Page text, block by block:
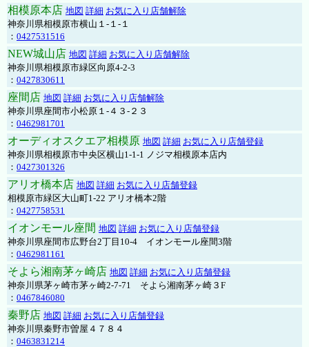
相模原本店 地図 詳細 お気に入り店舗解除
神奈川県相模原市横山１-１-１
： 0427531516
NEW城山店 地図 詳細 お気に入り店舗解除
神奈川県相模原市緑区向原4-2-3
： 0427830611
座間店 地図 詳細 お気に入り店舗解除
神奈川県座間市小松原１-４３-２３
： 0462981701
オーディオスクエア相模原 地図 詳細 お気に入り店舗登録
神奈川県相模原市中央区横山1-1-1 ノジマ相模原本店内
： 0427301326
アリオ橋本店 地図 詳細 お気に入り店舗登録
相模原市緑区大山町1-22 アリオ橋本2階
： 0427758531
イオンモール座間 地図 詳細 お気に入り店舗登録
神奈川県座間市広野台2丁目10-4 イオンモール座間3階
： 0462981161
そよら湘南茅ヶ崎店 地図 詳細 お気に入り店舗登録
神奈川県茅ヶ崎市茅ヶ崎2‐7‐71 そよら湘南茅ヶ崎３F
： 0467846080
秦野店 地図 詳細 お気に入り店舗登録
神奈川県秦野市曽屋４７８４
： 0463831214